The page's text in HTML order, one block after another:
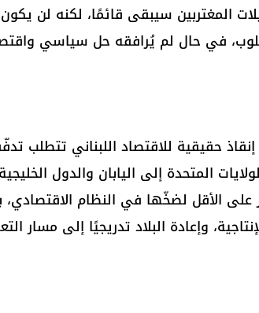
المغتربين سيبقى قائمًا، لكنه لن
في حال لم يُرافقه حل سياسي
حقيقية للاقتصاد اللبناني تتطلب
المتحدة إلى اليابان والدول
25 مليار دولار على الأقل لضخّها في النظام
وإعادة البلاد تدريجيًا إلى مسار